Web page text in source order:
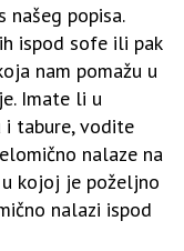
našeg popisa.
ispod sofe ili pak
nam pomažu u
Imate li u
tabure, vodite
nalaze na
kojoj je poželjno
nalazi ispod